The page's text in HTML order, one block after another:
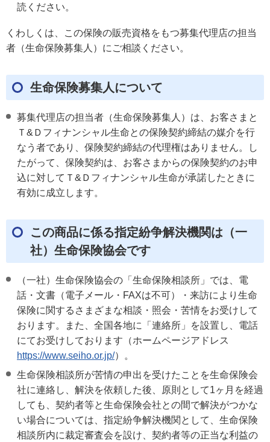
読ください。
くわしくは、この保険の販売資格をもつ募集代理店の担当
者（生命保険募集人）にご相談ください。
生命保険募集人について
募集代理店の担当者（生命保険募集人）は、お客さまと
Ｔ&Ｄフィナンシャル生命との保険契約締結の媒介を行
なう者であり、保険契約締結の代理権はありません。し
たがって、保険契約は、お客さまからの保険契約のお申
込に対してＴ&Ｄフィナンシャル生命が承諾したときに
有効に成立します。
この商品に係る指定紛争解決機関は（一
社）生命保険協会です
（一社）生命保険協会の「生命保険相談所」では、電
話・文書（電子メール・FAXは不可）・来訪により生命
保険に関するさまざまな相談・照会・苦情をお受けして
おります。また、全国各地に「連絡所」を設置し、電話
にてお受けしております（ホームページアドレス
https://www.seiho.or.jp/）。
生命保険相談所が苦情の申出を受けたことを生命保険会
社に連絡し、解決を依頼した後、原則として1ヶ月を経過
しても、契約者等と生命保険会社との間で解決がつかな
い場合については、指定紛争解決機関として、生命保険
相談所内に裁定審査会を設け、契約者等の正当な利益の